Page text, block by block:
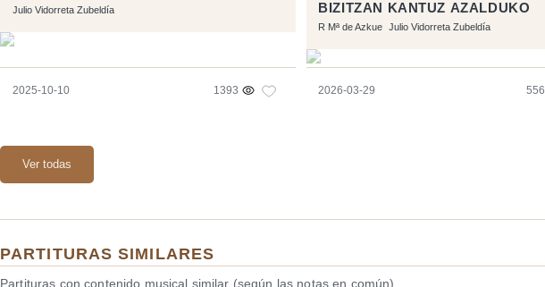
Julio Vidorreta Zubeldía
2025-10-10 1393
BIZITZAN KANTUZ AZALDUKO
R Mª de Azkue Julio Vidorreta Zubeldía
2026-03-29 556
Ver todas
PARTITURAS SIMILARES
Partituras con contenido musical similar (según las notas en común).